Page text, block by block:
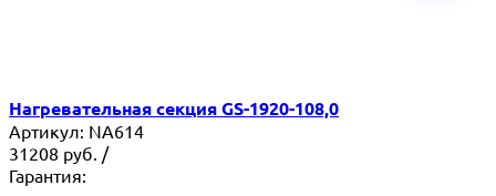
Нагревательная секция GS-1920-108,0
Артикул: NA614
31208 руб. /
Гарантия: